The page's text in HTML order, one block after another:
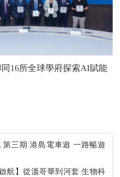
16所全球學府探索AI賦能
第三期 港島電車遊 一路暢遊
】從溫哥華到河套 生物科